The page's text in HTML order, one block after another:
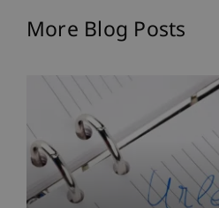
More Blog Posts